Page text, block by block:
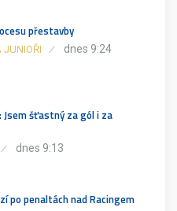
přestavby
JUNIOŘI dnes 9:24
Jsem šťastný za gól i za
dnes 9:13
po penaltách nad Racingem